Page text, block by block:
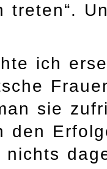
treten“.
ich
sie
den